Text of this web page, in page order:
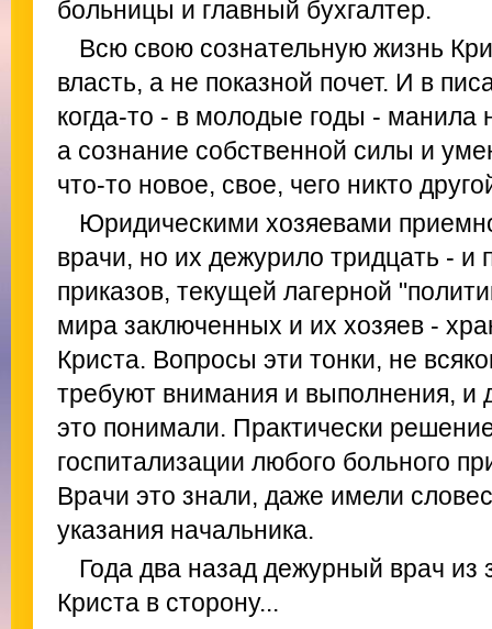
больницы и главный бухгалтер.
Всю свою сознательную жизнь
власть, а не показной почет. И в
когда-то - в молодые годы - манила
а сознание собственной силы и
что-то новое, свое, чего никто
Юридическими хозяевами
врачи, но их дежурило тридцать - и
приказов, текущей лагерной
мира заключенных и их хозяев -
Криста. Вопросы эти тонки, не
требуют внимания и выполнения,
это понимали. Практически
госпитализации любого больного
Врачи это знали, даже имели
указания начальника.
Года два назад дежурный врач из
Криста в сторону...